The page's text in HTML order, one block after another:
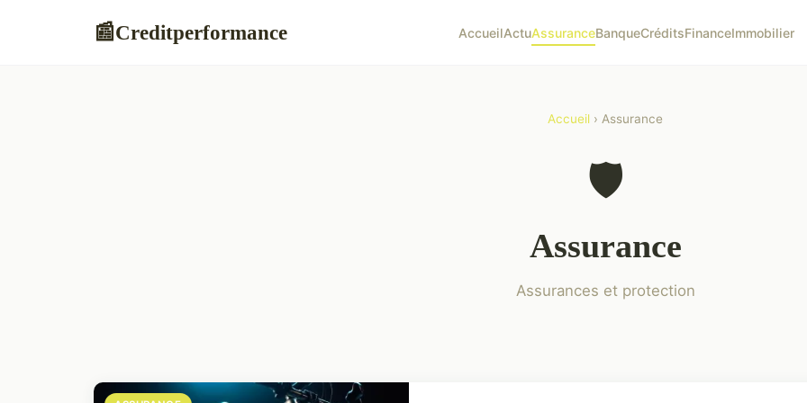
📰Creditperformance AccueilActuAssuranceBanqueCréditsFinanceImmobilier
Accueil › Assurance
🛡️
Assurance
Assurances et protection